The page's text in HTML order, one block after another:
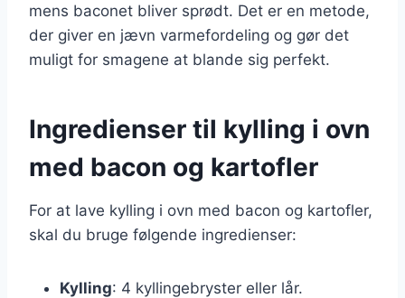
mens baconet bliver sprødt. Det er en metode,
der giver en jævn varmefordeling og gør det
muligt for smagene at blande sig perfekt.
Ingredienser til kylling i ovn
med bacon og kartofler
For at lave kylling i ovn med bacon og kartofler,
skal du bruge følgende ingredienser:
Kylling: 4 kyllingebryster eller lår.